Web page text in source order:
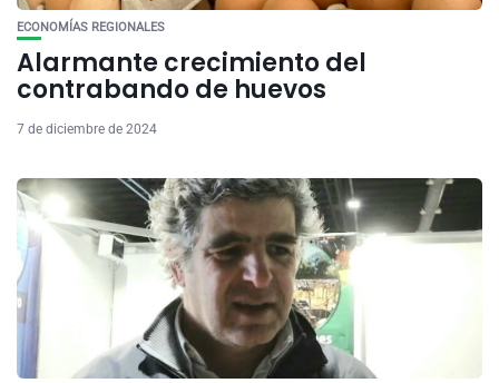
ECONOMÍAS REGIONALES
Alarmante crecimiento del
contrabando de huevos
7 de diciembre de 2024